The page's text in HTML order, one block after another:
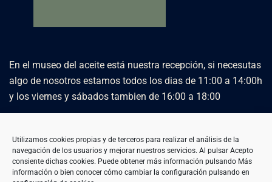
Utilizamos cookies propias y de terceros para realizar el análisis de la
navegación de los usuarios y mejorar nuestros servicios. Al pulsar Acepto
consiente dichas cookies. Puede obtener más información pulsando Más
información o bien conocer cómo cambiar la configuración pulsando en
En el museo del aceite está nuestra recepción, si necesutas
algo de nosotros estamos todos los dias de 11:00 a 14:00h
y los viernes y sábados tambien de 16:00 a 18:00
POLITICA DE COOKIES
AVISO LEGAL Y LOPD